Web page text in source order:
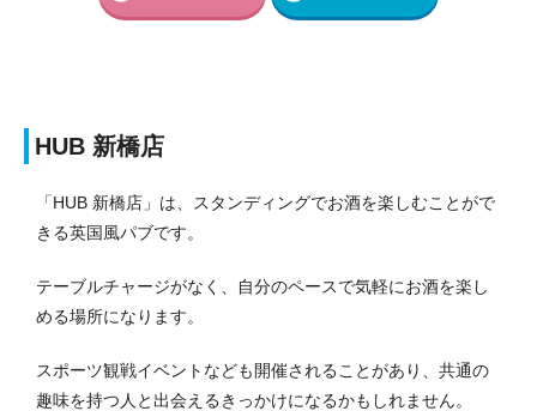
HUB 新橋店
「HUB 新橋店」は、スタンディングでお酒を楽しむことがで
きる英国風パブです。
テーブルチャージがなく、自分のペースで気軽にお酒を楽し
める場所になります。
スポーツ観戦イベントなども開催されることがあり、共通の
趣味を持つ人と出会えるきっかけになるかもしれません。